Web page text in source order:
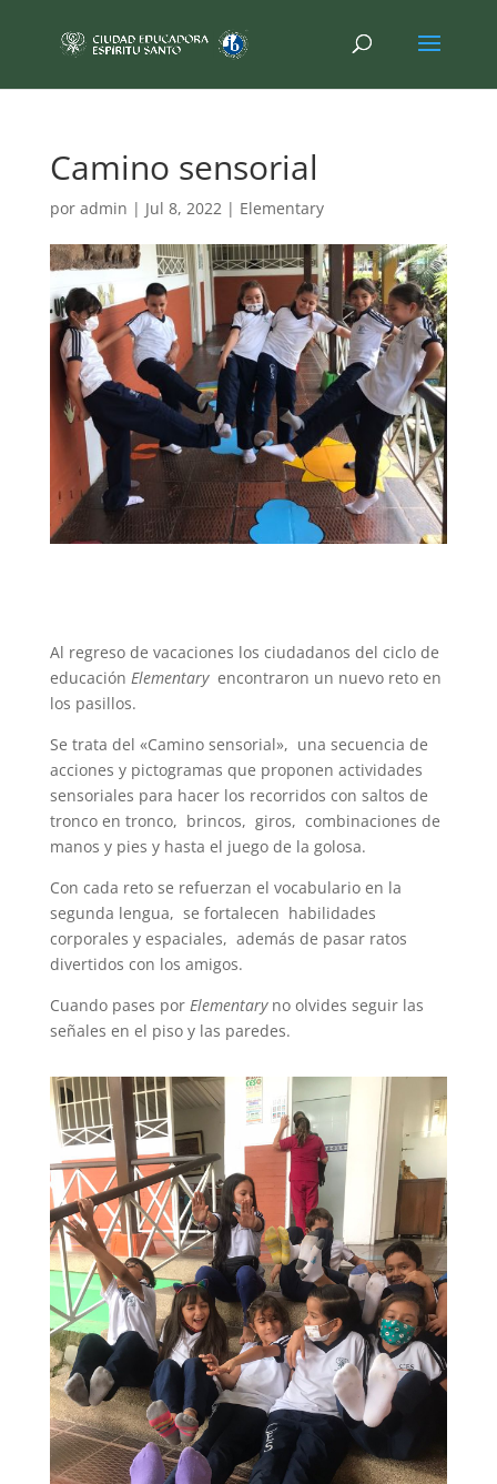
Camino sensorial
por admin | Jul 8, 2022| Elementary
Al regreso de vacaciones los ciudadanos del ciclo de
educación Elementary encontraron un nuevo reto en
los pasillos.
Se trata del «Camino sensorial», una secuencia de
acciones y pictogramas que proponen actividades
sensoriales para hacer los recorridos con saltos de
tronco en tronco, brincos, giros, combinaciones de
manos y pies y hasta el juego de la golosa.
Con cada reto se refuerzan el vocabulario en la
segunda lengua, se fortalecen habilidades
corporales y espaciales, además de pasar ratos
divertidos con los amigos.
Cuando pases por Elementaryno olvides seguir las
señales en el piso y las paredes.